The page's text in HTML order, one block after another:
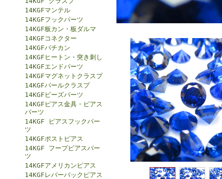
14KGFマンテル
14KGFフックパーツ
14KGF板カン・板ダルマ
14KGFコネクター
14KGFバチカン
14KGFヒートン・突き刺し
14KGFエンドパーツ
14KGFマグネットクラスプ
14KGFパールクラスプ
14KGFビーズパーツ
14KGFピアス金具・ピアス
パーツ
14KGF ピアスフックパー
ツ
14KGFポストピアス
14KGF フープピアスパー
ツ
14KGFアメリカンピアス
14KGFレバーバックピアス